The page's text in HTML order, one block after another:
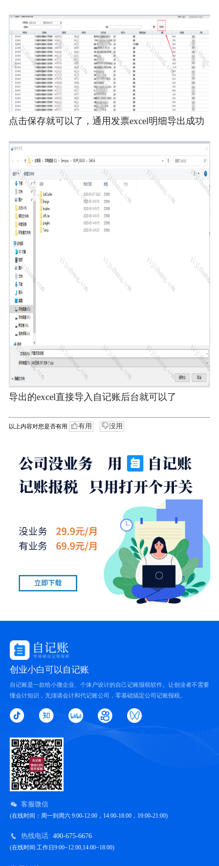
点击保存就可以了，通用发票excel明细导出成功
导出的excel直接导入自记账后台就可以了
以上内容对您是否有用 有用 没用
创业小白可以自记账
自记账是一款给小微企业、个体户设计的自己记账报税软件。让创业者不需要
懂会计知识，无须请会计和代记账公司，零基础搞定公司记账报税。
客服微信
(在线时间：周一到周六 9:00-12:00，14:00-18:00，19:00-21:00)
热线电话: 400-675-6676
(在线时间:工作日9:00~12:00,14:00~18:00)